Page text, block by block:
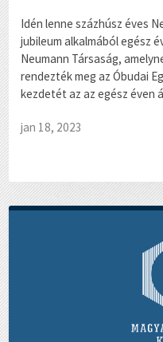
Idén lenne százhúsz éves
jubileum alkalmából egész
Neumann Társaság,
rendezték meg az Óbudai
kezdetét az az egész éven
jan 18, 2023